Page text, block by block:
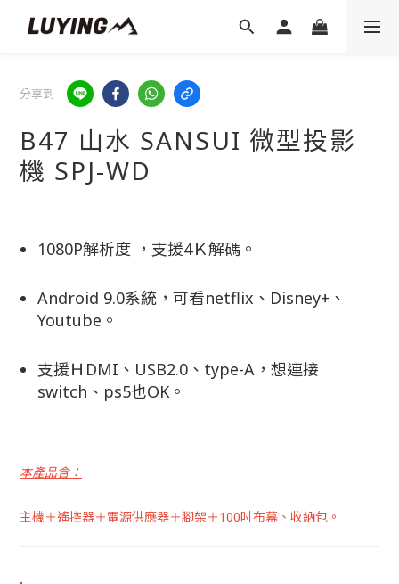
分享到
B47 山水 SANSUI 微型投影
機 SPJ-WD
1080P解析度 ，支援4Ｋ解碼。
Android 9.0系統，可看netflix、‎Disney+、
Youtube。
支援ＨDMI、USB2.0、type-A，想連接
switch、ps5也OK。
本產品含：
主機＋遙控器＋電源供應器＋腳架＋100吋布幕、收納包。